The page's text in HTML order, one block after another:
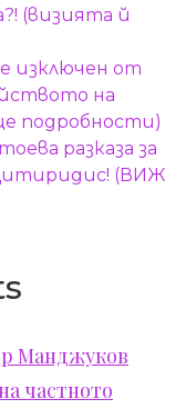
(визията й
изключен от
на
подробности)
разказа за
(ВИЖ
Манджуков
частното